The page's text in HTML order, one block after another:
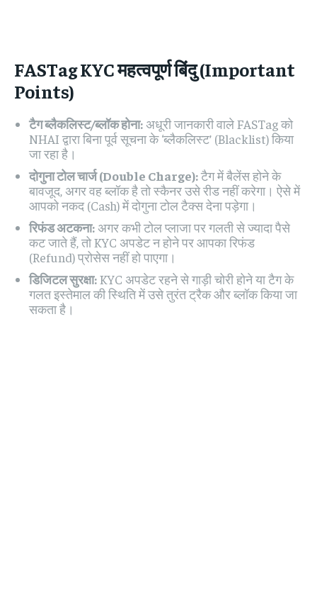
FASTag KYCमहत्वपूर्ण बिंदु (Important
Points)
टैग ब्लैकलिस्ट/ब्लॉक होना: अधूरी जानकारी वाले FASTag को
NHAI द्वारा बिना पूर्व सूचना के ‘ब्लैकलिस्ट’ (Blacklist) किया
जा रहा है।
दोगुना टोल चार्ज (Double Charge):टैग में बैलेंस होने के
बावजूद, अगर वह ब्लॉक है तो स्कैनर उसे रीड नहीं करेगा। ऐसे में
आपको नकद (Cash) में दोगुना टोल टैक्स देना पड़ेगा।
रिफंड अटकना: अगर कभी टोल प्लाजा पर गलती से ज्यादा पैसे
कट जाते हैं, तो KYC अपडेट न होने पर आपका रिफंड
(Refund) प्रोसेस नहीं हो पाएगा।
डिजिटल सुरक्षा:KYC अपडेट रहने से गाड़ी चोरी होने या टैग के
गलत इस्तेमाल की स्थिति में उसे तुरंत ट्रैक और ब्लॉक किया जा
सकता है।